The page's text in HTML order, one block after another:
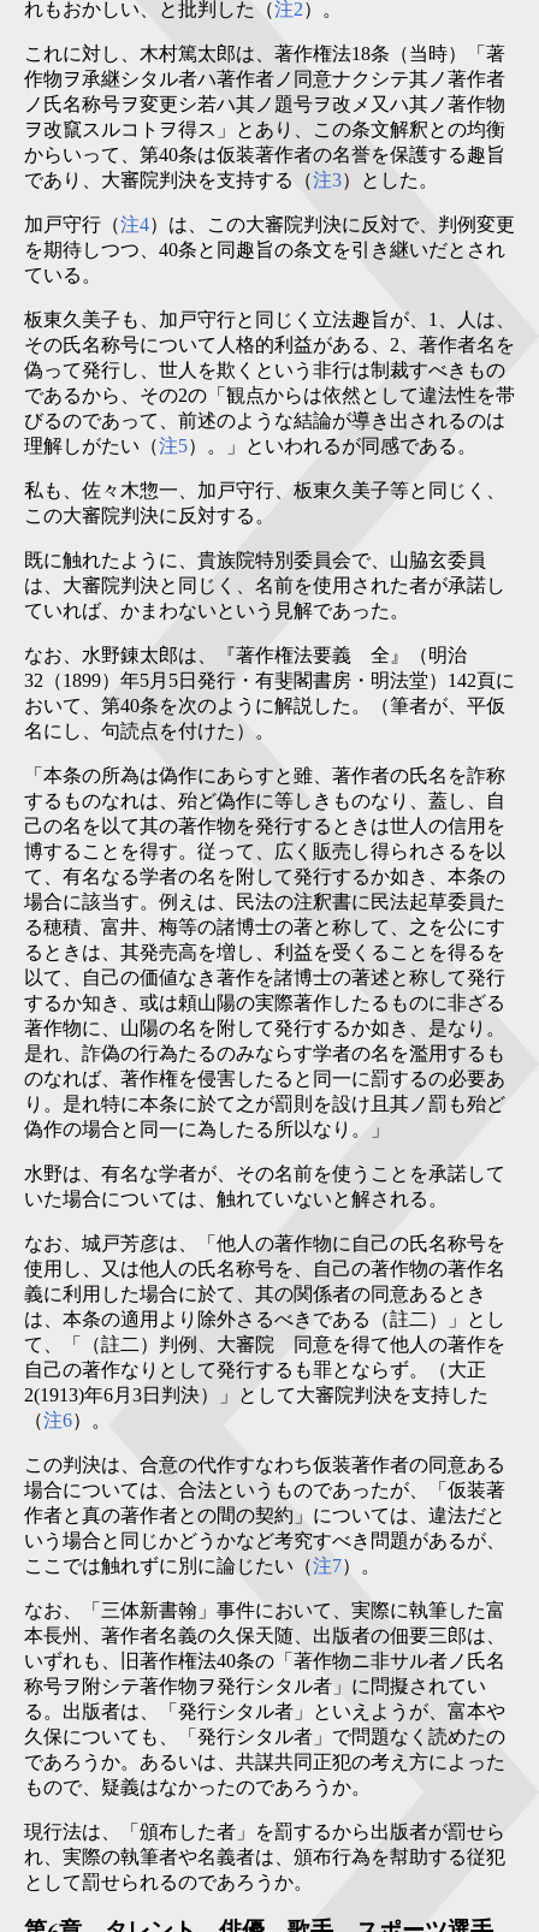
れもおかしい、と批判した（注2）。
これに対し、木村篤太郎は、著作権法18条（当時）「著
作物ヲ承継シタル者ハ著作者ノ同意ナクシテ其ノ著作者
ノ氏名称号ヲ変更シ若ハ其ノ題号ヲ改メ又ハ其ノ著作物
ヲ改竄スルコトヲ得ス」とあり、この条文解釈との均衡
からいって、第40条は仮装著作者の名誉を保護する趣旨
であり、大審院判決を支持する（注3）とした。
加戸守行（注4）は、この大審院判決に反対で、判例変更
を期待しつつ、40条と同趣旨の条文を引き継いだとされ
ている。
板東久美子も、加戸守行と同じく立法趣旨が、1、人は、
その氏名称号について人格的利益がある、2、著作者名を
偽って発行し、世人を欺くという非行は制裁すべきもの
であるから、その2の「観点からは依然として違法性を帯
びるのであって、前述のような結論が導き出されるのは
理解しがたい（注5）。」といわれるが同感である。
私も、佐々木惣一、加戸守行、板東久美子等と同じく、
この大審院判決に反対する。
既に触れたように、貴族院特別委員会で、山脇玄委員
は、大審院判決と同じく、名前を使用された者が承諾し
ていれば、かまわないという見解であった。
なお、水野錬太郎は、『著作権法要義 全』（明治
32（1899）年5月5日発行・有斐閣書房・明法堂）142頁に
おいて、第40条を次のように解説した。（筆者が、平仮
名にし、句読点を付けた）。
「本条の所為は偽作にあらすと雖、著作者の氏名を詐称
するものなれは、殆ど偽作に等しきものなり、蓋し、自
己の名を以て其の著作物を発行するときは世人の信用を
博することを得す。従って、広く販売し得られさるを以
て、有名なる学者の名を附して発行するか如き、本条の
場合に該当す。例えは、民法の注釈書に民法起草委員た
る穂積、富井、梅等の諸博士の著と称して、之を公にす
るときは、其発売高を増し、利益を受くることを得るを
以て、自己の価値なき著作を諸博士の著述と称して発行
するか知き、或は頼山陽の実際著作したるものに非ざる
著作物に、山陽の名を附して発行するか如き、是なり。
是れ、詐偽の行為たるのみならす学者の名を濫用するも
のなれば、著作権を侵害したると同一に罰するの必要あ
り。是れ特に本条に於て之が罰則を設け且其ノ罰も殆ど
偽作の場合と同一に為したる所以なり。」
水野は、有名な学者が、その名前を使うことを承諾して
いた場合については、触れていないと解される。
なお、城戸芳彦は、「他人の著作物に自己の氏名称号を
使用し、又は他人の氏名称号を、自己の著作物の著作名
義に利用した場合に於て、其の関係者の同意あるとき
は、本条の適用より除外さるべきである（註二）」とし
て、「（註二）判例、大審院 同意を得て他人の著作を
自己の著作なりとして発行するも罪とならず。（大正
2(1913)年6月3日判決）」として大審院判決を支持した
（注6）。
この判決は、合意の代作すなわち仮装著作者の同意ある
場合については、合法というものであったが、「仮装著
作者と真の著作者との間の契約」については、違法だと
いう場合と同じかどうかなど考究すべき問題があるが、
ここでは触れずに別に論じたい（注7）。
なお、「三体新書翰」事件において、実際に執筆した富
本長州、著作者名義の久保天随、出版者の佃要三郎は、
いずれも、旧著作権法40条の「著作物ニ非サル者ノ氏名
称号ヲ附シテ著作物ヲ発行シタル者」に問擬されてい
る。出版者は、「発行シタル者」といえようが、富本や
久保についても、「発行シタル者」で問題なく読めたの
であろうか。あるいは、共謀共同正犯の考え方によった
もので、疑義はなかったのであろうか。
現行法は、「頒布した者」を罰するから出版者が罰せら
れ、実際の執筆者や名義者は、頒布行為を幇助する従犯
として罰せられるのであろうか。